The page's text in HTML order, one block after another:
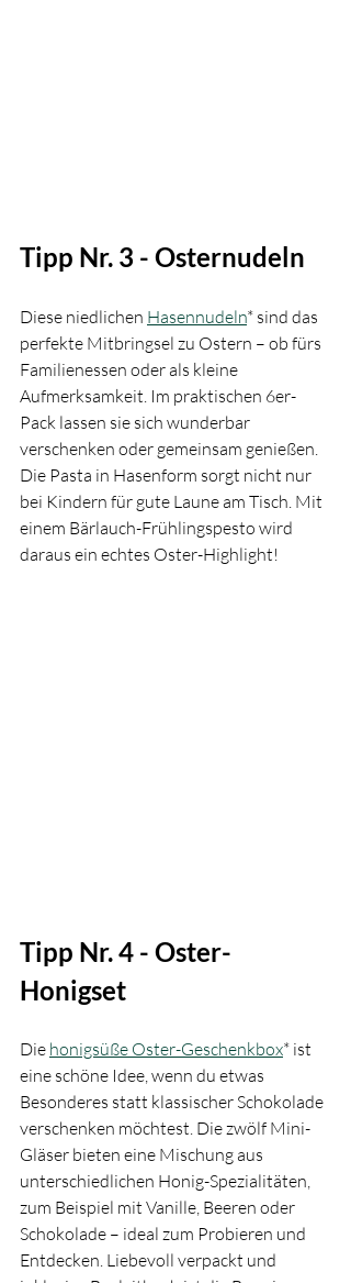
Tipp Nr. 3 - Osternudeln
Diese niedlichen Hasennudeln* sind das
perfekte Mitbringsel zu Ostern – ob fürs
Familienessen oder als kleine
Aufmerksamkeit. Im praktischen 6er-
Pack lassen sie sich wunderbar
verschenken oder gemeinsam genießen.
Die Pasta in Hasenform sorgt nicht nur
bei Kindern für gute Laune am Tisch. Mit
einem Bärlauch-Frühlingspesto wird
daraus ein echtes Oster-Highlight!
Tipp Nr. 4 - Oster-
Honigset
Die honigsüße Oster-Geschenkbox* ist
eine schöne Idee, wenn du etwas
Besonderes statt klassischer Schokolade
verschenken möchtest. Die zwölf Mini-
Gläser bieten eine Mischung aus
unterschiedlichen Honig-Spezialitäten,
zum Beispiel mit Vanille, Beeren oder
Schokolade – ideal zum Probieren und
Entdecken. Liebevoll verpackt und